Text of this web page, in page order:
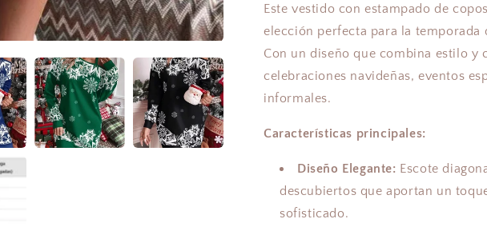
Este vestido con estampado de
elección perfecta para la temporada
Con un diseño que combina estilo y
celebraciones navideñas, eventos
informales.
Características principales:
Diseño Elegante: Escote
descubiertos que aportan un
sofisticado.